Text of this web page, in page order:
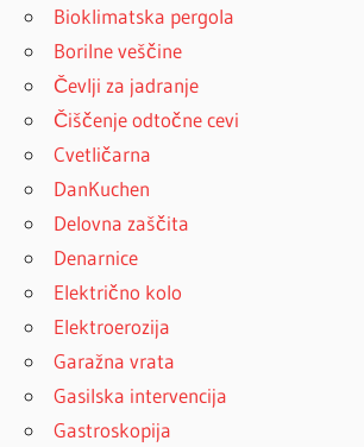
Bioklimatska pergola
Borilne veščine
Čevlji za jadranje
Čiščenje odtočne cevi
Cvetličarna
DanKuchen
Delovna zaščita
Denarnice
Električno kolo
Elektroerozija
Garažna vrata
Gasilska intervencija
Gastroskopija